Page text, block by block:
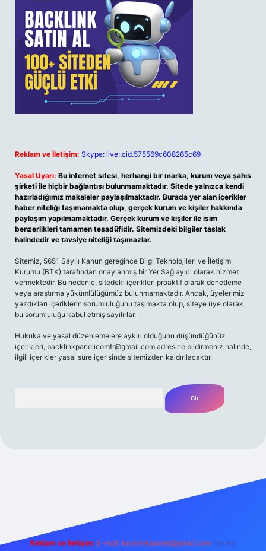
Reklam ve İletişim: Skype: live:.cid.575569c608265c69
Yasal Uyarı: Bu internet sitesi, herhangi bir marka, kurum veya şahıs
şirketi ile hiçbir bağlantısı bulunmamaktadır. Sitede yalnızca kendi
hazırladığımız makaleler paylaşılmaktadır. Burada yer alan içerikler
haber niteliği taşımamakta olup, gerçek kurum ve kişiler hakkında
paylaşım yapılmamaktadır. Gerçek kurum ve kişiler ile isim
benzerlikleri tamamen tesadüfidir. Sitemizdeki bilgiler taslak
halindedir ve tavsiye niteliği taşımazlar.
Sitemiz, 5651 Sayılı Kanun gereğince Bilgi Teknolojileri ve İletişim
Kurumu (BTK) tarafından onaylanmış bir Yer Sağlayıcı olarak hizmet
vermektedir. Bu nedenle, sitedeki içerikleri proaktif olarak denetleme
veya araştırma yükümlülüğümüz bulunmamaktadır. Ancak, üyelerimiz
yazdıkları içeriklerin sorumluluğunu taşımakta olup, siteye üye olarak
bu sorumluluğu kabul etmiş sayılırlar.
Hukuka ve yasal düzenlemelere aykırı olduğunu düşündüğünüz
içerikleri, backlinkpanelicomtr@gmail.com adresine bildirmeniz halinde,
ilgili içerikler yasal süre içerisinde sitemizden kaldırılacaktır.
Reklam ve İletişim: E-mail: backlinkpaneli@gmail.com Teams: